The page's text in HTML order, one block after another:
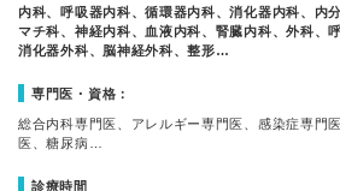
内科、呼吸器内科、循環器内科、消化器内科、内
マチ科、神経内科、血液内科、腎臓内科、外科、
消化器外科、脳神経外科、整形…
専門医・資格：
総合内科専門医、アレルギー専門医、感染症専門
医、糖尿病…
診療時間